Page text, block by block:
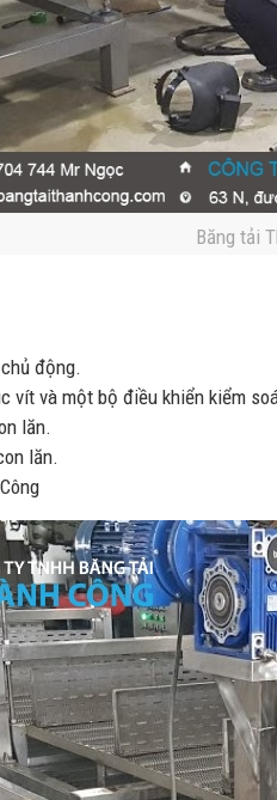
Băng tải
động.
vít và một bộ điều khiển kiểm
lăn.
lăn.